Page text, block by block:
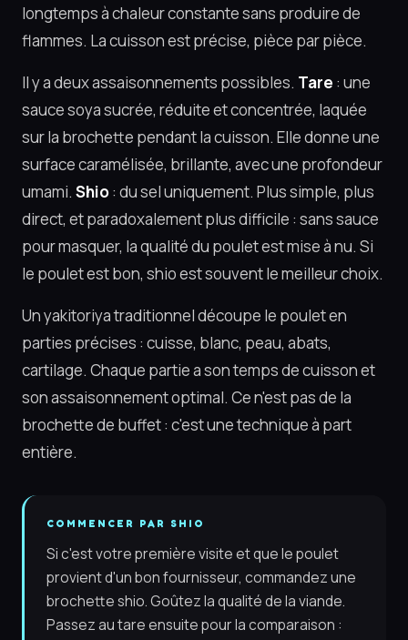
longtemps à chaleur constante sans produire de
flammes. La cuisson est précise, pièce par pièce.
Il y a deux assaisonnements possibles. Tare : une
sauce soya sucrée, réduite et concentrée, laquée
sur la brochette pendant la cuisson. Elle donne une
surface caramélisée, brillante, avec une profondeur
umami. Shio: du sel uniquement. Plus simple, plus
direct, et paradoxalement plus difficile : sans sauce
pour masquer, la qualité du poulet est mise à nu. Si
le poulet est bon, shio est souvent le meilleur choix.
Un yakitoriya traditionnel découpe le poulet en
parties précises : cuisse, blanc, peau, abats,
cartilage. Chaque partie a son temps de cuisson et
son assaisonnement optimal. Ce n'est pas de la
brochette de buffet : c'est une technique à part
entière.
COMMENCER PAR SHIO
Si c'est votre première visite et que le poulet
provient d'un bon fournisseur, commandez une
brochette shio. Goûtez la qualité de la viande.
Passez au tare ensuite pour la comparaison :